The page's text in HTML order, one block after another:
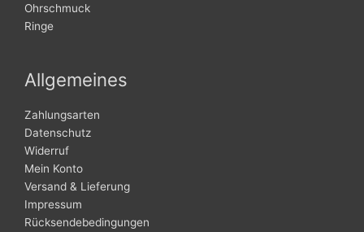
Ohrschmuck
Ringe
Allgemeines
Zahlungsarten
Datenschutz
Widerruf
Mein Konto
Versand & Lieferung
Impressum
Rücksendebedingungen